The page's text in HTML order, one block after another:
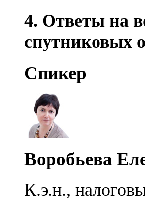
4. Ответы на
спутниковых
Спикер
Воробьева
К.э.н.,